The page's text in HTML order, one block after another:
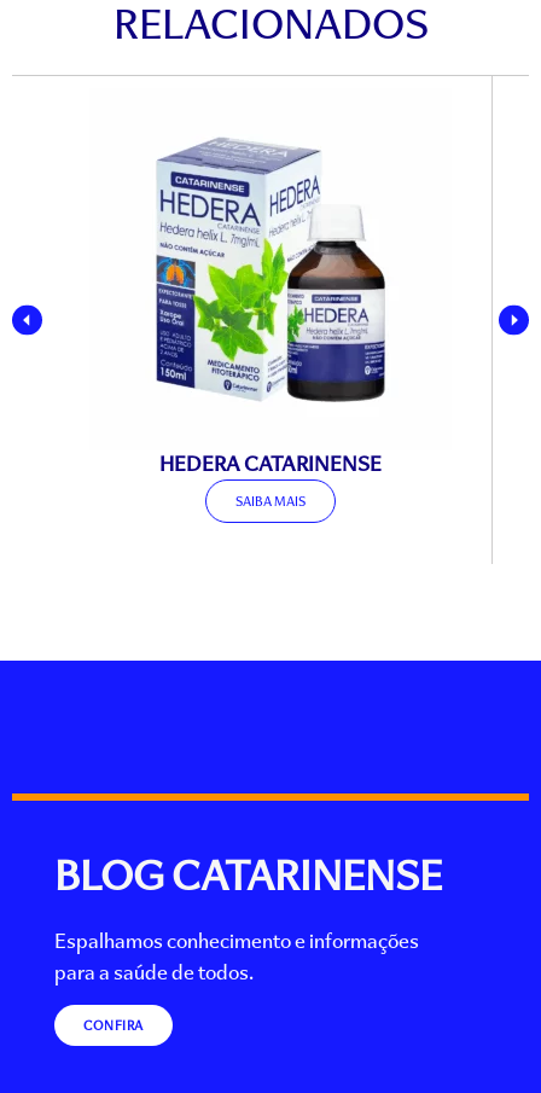
RELACIONADOS
HEDERA CATARINENSE
SAIBA MAIS
BLOG CATARINENSE
Espalhamos conhecimento e informações
para a saúde de todos.
CONFIRA